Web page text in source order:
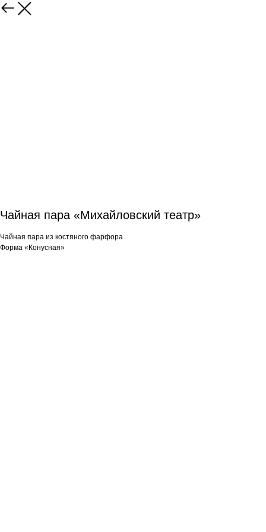
Чайная пара «Михайловский театр»
Чайная пара из костяного фарфора
Форма «Конусная»